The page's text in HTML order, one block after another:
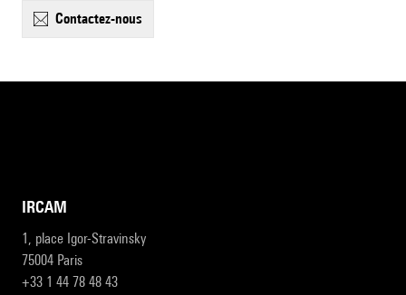
contactez-nous
IRCAM
1, place Igor-Stravinsky
75004 Paris
+33 1 44 78 48 43